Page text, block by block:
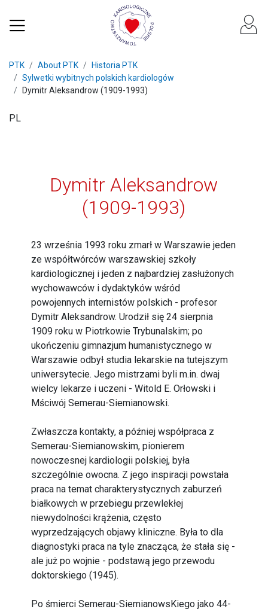
PTK About PTK
Historia PTK
Sylwetki wybitnych polskich kardiologów
Dymitr Aleksandrow (1909-1993)
PL
Dymitr Aleksandrow
(1909-1993)
23 września 1993 roku zmarł w Warszawie jeden
ze współtwórców warszawskiej szkoły
kardiologicznej i jeden z najbardziej zasłużonych
wychowawców i dydaktyków wśród
powojennych internistów polskich - profesor
Dymitr Aleksandrow. Urodził się 24 sierpnia
1909 roku w Piotrkowie Trybunalskim; po
ukończeniu gimnazjum humanistycznego w
Warszawie odbył studia lekarskie na tutejszym
uniwersytecie. Jego mistrzami byli m.in. dwaj
wielcy lekarze i uczeni - Witold E. Orłowski i
Mściwój Semerau-Siemianowski.
Zwłaszcza kontakty, a później współpraca z
Semerau-Siemianowskim, pionierem
nowoczesnej kardiologii polskiej, była
szczególnie owocna. Z jego inspiracji powstała
praca na temat charakterystycznych zaburzeń
białkowych w przebiegu przewlekłej
niewydolności krążenia, często
wyprzedzających objawy kliniczne. Była to dla
diagnostyki praca na tyle znacząca, że stała się -
ale już po wojnie - podstawą jego przewodu
doktorskiego (1945).
Po śmierci Semerau-SiemianowsKiego jako 44-